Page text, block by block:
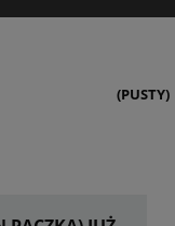
(PUSTY)